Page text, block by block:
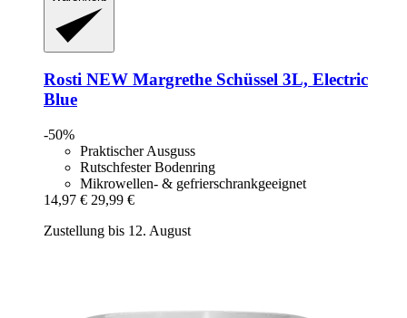
Rosti NEW Margrethe Schüssel 3L, Electric
Blue
-50%
Praktischer Ausguss
Rutschfester Bodenring
Mikrowellen- & gefrierschrankgeeignet
14,97 € 29,99 €
Zustellung bis 12. August